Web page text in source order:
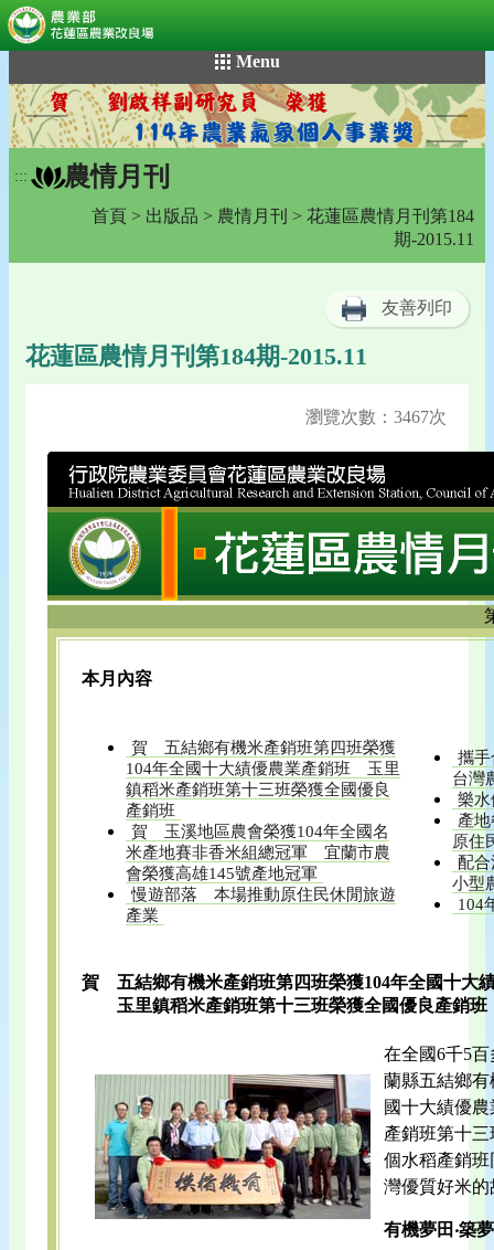
到
主
要
內
容
Menu
::: 農情月刊
首頁 > 出版品 > 農情月刊 > 花蓮區農情月刊第184
期-2015.11
友善列印
花蓮區農情月刊第184期-2015.11
瀏覽次數：3467次
本月內容
賀 五結鄉有機米產銷班第四班榮獲
104年全國十大績優農業產銷班 玉里
鎮稻米產銷班第十三班榮獲全國優良
產銷班
賀 玉溪地區農會榮獲104年全國名
米產地賽非香米組總冠軍 宜蘭市農
會榮獲高雄145號產地冠軍
慢遊部落 本場推動原住民休閒旅遊
產業
攜
台灣
樂
產
原住
配
小型
104
賀 五結鄉有機米產銷班第四班榮獲104年全國十大
玉里鎮稻米產銷班第十三班榮獲全國優良產銷班
在全國6千5
蘭縣五結鄉
國十大績優
產銷班第十
個水稻產銷
灣優質好米的
有機夢田‧築